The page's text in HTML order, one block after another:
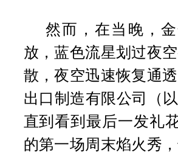
然而，在当晚，
放，蓝色流星划过夜
散，夜空迅速恢复通
出口制造有限公司（
直到看到最后一发礼
的第一场周末焰火秀